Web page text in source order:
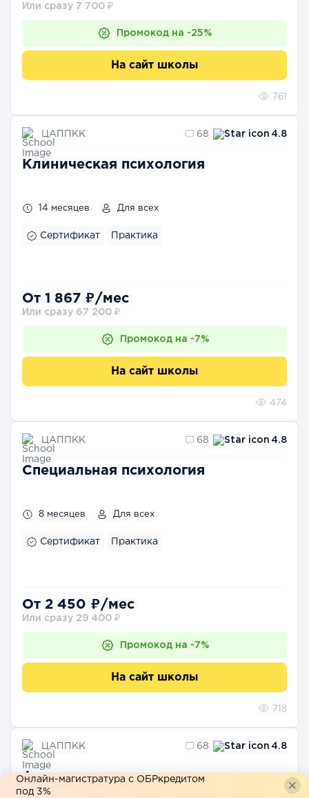
Или сразу 7 700 ₽
Промокод на -25%
На сайт школы
761
ЦАППКК 68 4.8
Клиническая психология
14 месяцев Для всех
Сертификат Практика
От 1 867 ₽/мес
Или сразу 67 200 ₽
Промокод на -7%
На сайт школы
474
ЦАППКК 68 4.8
Специальная психология
8 месяцев Для всех
Сертификат Практика
От 2 450 ₽/мес
Или сразу 29 400 ₽
Промокод на -7%
На сайт школы
718
ЦАППКК 68 4.8
Аналитическая психология
Онлайн-магистратура с ОБРкредитом
под 3%